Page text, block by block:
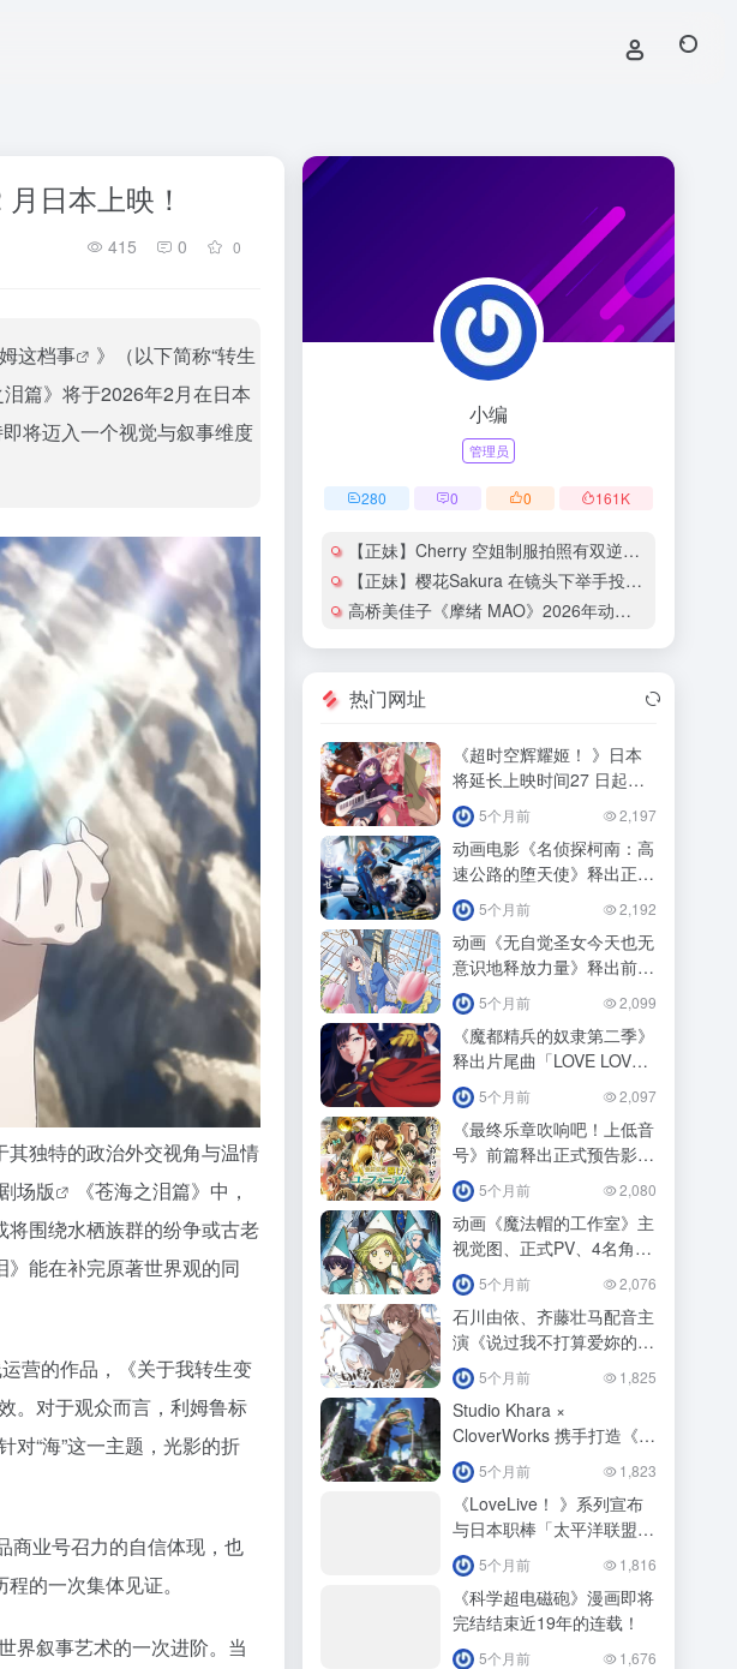
日本上映！
415 0 0
这档事
》（以下简称“转生
篇》将于2026年2月在日本
将迈入一个视觉与叙事维度
其独特的政治外交视角与温情
剧场版
《苍海之泪篇》中，
将围绕水栖族群的纷争或古老
》能在补完原著世界观的同
营的作品，《关于我转生变
。对于观众而言，利姆鲁标
“海”这一主题，光影的折
商业号召力的自信体现，也
的一次集体见证。
界叙事艺术的一次进阶。当
小编
管理员
280 0 0 161K
【正妹】Cherry 空姐制服拍照有双逆天大长腿！
【正妹】樱花Sakura 在镜头下举手投足都散发热辣的魅力！
高桥美佳子《摩绪 MAO》2026年动画化确定！
热门网址
《超时空辉耀姬！ 》日本
将延长上映时间27 日起追
加「ray 超时空辉耀姬！
5个月前 2,197
动画电影《名侦探柯南：高
速公路的堕天使》释出正式
预告影！
5个月前 2,192
动画《无自觉圣女今天也无
意识地释放力量》释出前导
预告预定！
5个月前 2,099
《魔都精兵的奴隶第二季》
释出片尾曲「LOVE LOVE
ビーム」
5个月前 2,097
《最终乐章吹响吧！上低音
号》前篇释出正式预告影
片！ 5个月前 2,080
动画《魔法帽的工作室》主
视觉图、正式PV、4名角色
视觉图公开！
5个月前 2,076
石川由依、齐藤壮马配音主
演《说过我不打算爱妳的下
任公爵大人，不知为何竟然
对我溺爱有加》动画化！
5个月前 1,825
Studio Khara ×
CloverWorks 携手打造《福
音战士》新作释出特报影
像！
5个月前 1,823
《LoveLive！ 》系列宣布
与日本职棒「太平洋联盟6
球团」展开第3 波合作！
5个月前 1,816
《科学超电磁砲》漫画即将
完结结束近19年的连载！
5个月前 1,676